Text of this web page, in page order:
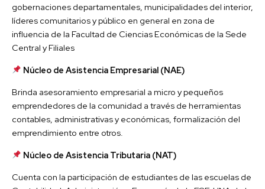
gobernaciones departamentales, municipalidades del interior,
líderes comunitarios y público en general en zona de
influencia de la Facultad de Ciencias Económicas de la Sede
Central y Filiales
Núcleo de Asistencia Empresarial (NAE)
Brinda asesoramiento empresarial a micro y pequeños
emprendedores de la comunidad a través de herramientas
contables, administrativas y económicas, formalización del
emprendimiento entre otros.
Núcleo de Asistencia Tributaria (NAT)
Cuenta con la participación de estudiantes de las escuelas de